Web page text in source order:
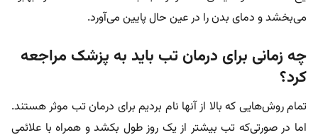
می‌بخشد و دمای بدن را در عین حال پایین می‌آورد.
چه زمانی برای درمان تب باید به پزشک مراجعه
کرد؟
تمام روش‌هایی که بالا از آنها نام بردیم برای درمان تب موثر هستند.
اما در صورتی‌که تب بیشتر از یک روز طول بکشد و همراه با علائمی